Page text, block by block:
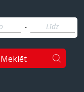
-
Meklēt